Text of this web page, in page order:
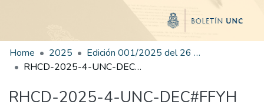
Home 2025
Edición 001/2025 del 26 de mayo de 2025
RHCD-2025-4-UNC-DEC#FFYH
RHCD-2025-4-UNC-DEC#FFYH